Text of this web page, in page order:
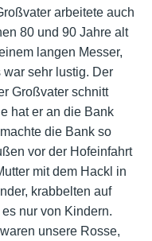
arbeitete auch
80 und 90 Jahre alt
langen Messer,
sehr lustig. Der
Großvater schnitt
hat er an die Bank
die Bank so
vor der Hofeinfahrt
mit dem Hackl in
krabbelten auf
nur von Kindern.
unsere Rosse,